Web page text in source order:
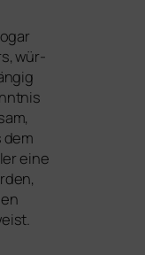
wür­
dem
eine